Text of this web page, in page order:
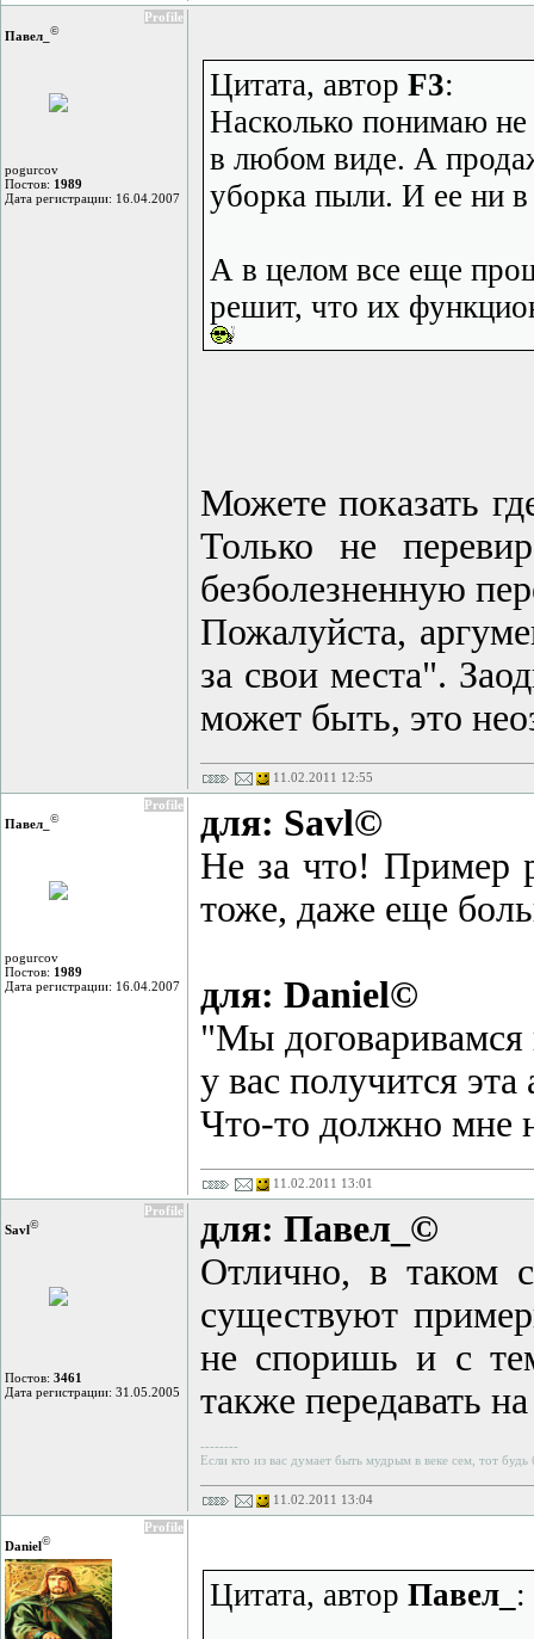
Profile
Павел_ ©
pogurcov
Постов: 1989
Дата регистрации: 16.04.2007
Цитата, автор F3:
Насколько понимаю не
в любом виде. А
уборка пыли. И ее ни в
А в целом все еще
решит, что их
Можете показать
Только не
безболезненную
Пожалуйста,
за свои места".
может быть, это
11.02.2011 12:55
Profile
Павел_ ©
pogurcov
Постов: 1989
Дата регистрации: 16.04.2007
для: Savl©
Не за что! Пример
тоже, даже еще
для: Daniel©
"Мы договаривамся
у вас получится
Что-то должно мне
11.02.2011 13:01
Profile
Savl©
Постов: 3461
Дата регистрации: 31.05.2005
для: Павел_©
Отлично, в таком
существуют
не споришь и с
также передавать
--------
Если кто из вас думает быть мудрым в веке сем, тот
11.02.2011 13:04
Profile
Daniel©
Цитата, автор Павел_ :